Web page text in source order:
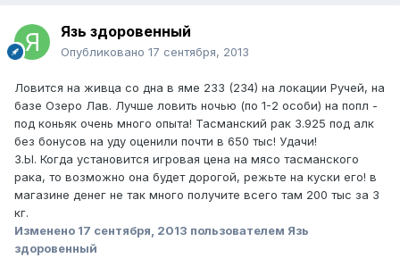
Язь здоровенный
Опубликовано 17 сентября, 2013
Ловится на живца со дна в яме 233 (234) на локации Ручей, на
базе Озеро Лав. Лучше ловить ночью (по 1-2 особи) на попл -
под коньяк очень много опыта! Тасманский рак 3.925 под алк
без бонусов на уду оценили почти в 650 тыс! Удачи!
З.Ы. Когда установится игровая цена на мясо тасманского
рака, то возможно она будет дорогой, режьте на куски его! в
магазине денег не так много получите всего там 200 тыс за 3
кг.
Изменено 17 сентября, 2013 пользователем Язь
здоровенный